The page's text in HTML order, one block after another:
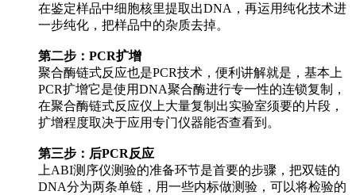
在鉴定样品中细胞核里提取出DNA，再运用纯化技术进
一步纯化，把样品中的杂质去掉。
第二步：PCR扩增
聚合酶链式反应也是PCR技术，便利讲解就是，基本上
PCR扩增它是使用DNA聚合酶进行专一性的连锁复制，
在聚合酶链式反应仪上大量复制出实验室须要的片段，
扩增程度取决于应用专门仪器能否查看到。
第三步：后PCR反应
上ABI测序仪测验的准备环节是首要的步骤，把双链的
DNA分为两条单链，用一些内标做测验，可以将检验的